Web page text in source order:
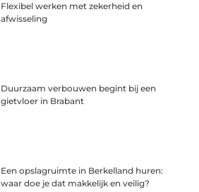
Flexibel werken met zekerheid en
afwisseling
Duurzaam verbouwen begint bij een
gietvloer in Brabant
Een opslagruimte in Berkelland huren:
waar doe je dat makkelijk en veilig?